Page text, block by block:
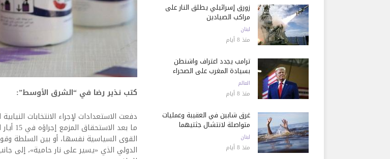
كتب نذير رضا في “الشرق الأوسط”:
دفعت الاستعدادات لإجراء الانتخابات
ما
القوى السياسية نفسها، أو بين السلطة
الدولي الذي «يسير على نار حامية»، إلى
زورق إسرائيلي يطلق النار على
مراكب الصيادين
لبنان
منذ 8 أيام
ترامب يجدد اعتراف واشنطن
بسيادة المغرب على الصحراء
العالم
منذ 8 أيام
غرق شابين في العقيبة وعمليات
متواصلة لانتشال جثتيهما
لبنان
منذ 8 أيام